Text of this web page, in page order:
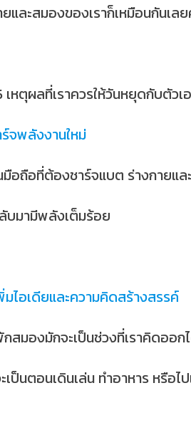
และสมองของเราก็เหมือนกันเลย
เหตุผลที่เราควรให้วันหยุดกับตัวเ
จพลังงานใหม่
มือถือที่ต้องชาร์จแบต ร่างกายแ
บมามีพลังเต็มร้อย
มไอเดียและความคิดสร้างสรรค์
กสมองมักจะเป็นช่วงที่เราคิดออ
เป็นตอนเดินเล่น ทำอาหาร หรือไ